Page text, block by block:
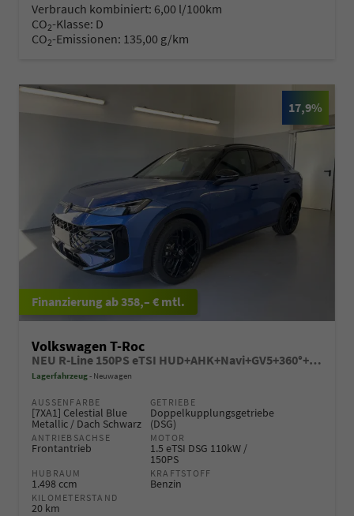
Verbrauch kombiniert: 6,00 l/100km
CO2-Klasse: D
CO2-Emissionen: 135,00 g/km
17,9%
ab 358,– € mtl.
Volkswagen T-Roc
NEU R-Line 150PS eTSI HUD+AHK+Navi+GV5+360°+IQ.Light+Parklenk+eHeck+BlackStyle
Lagerfahrzeug Neuwagen
AUSSENFARBE
[7XA1] Celestial Blue
Metallic / Dach Schwarz
GETRIEBE
Doppelkupplungsgetriebe
(DSG)
ANTRIEBSACHSE
Frontantrieb
MOTOR
1.5 eTSI DSG 110kW /
150PS
HUBRAUM
1.498 ccm
KRAFTSTOFF
Benzin
KILOMETERSTAND
20 km